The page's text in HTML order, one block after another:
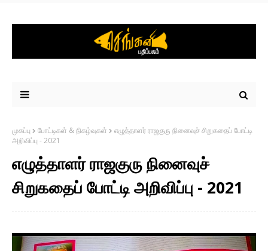
முகப்பு போட்டிகள் & நிகழ்வுகள்
எழுத்தாளர் ராஜகுரு நினைவுச் சிறுகதைப் போட்டி
அறிவிப்பு - 2021
எழுத்தாளர் ராஜகுரு நினைவுச்
சிறுகதைப் போட்டி அறிவிப்பு - 2021